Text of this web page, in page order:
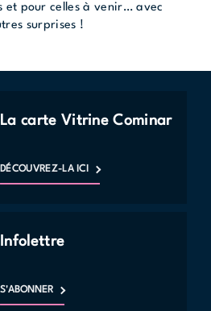
et pour celles à venir… avec
surprises !
La carte Vitrine Cominar
DÉCOUVREZ-LA ICI
Infolettre
S'ABONNER